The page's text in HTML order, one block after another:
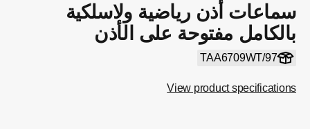
سماعات أذن رياضية ولاسلكية
بالكامل مفتوحة على الأذن
TAA6709WT/97
View product specifications